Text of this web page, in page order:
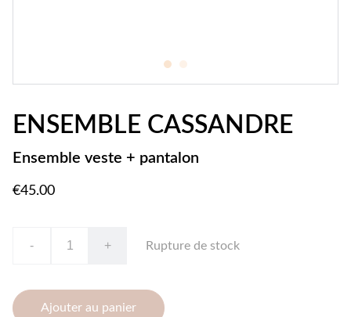
ENSEMBLE CASSANDRE
Ensemble veste + pantalon
€45.00
- + Rupture de stock
Ajouter au panier